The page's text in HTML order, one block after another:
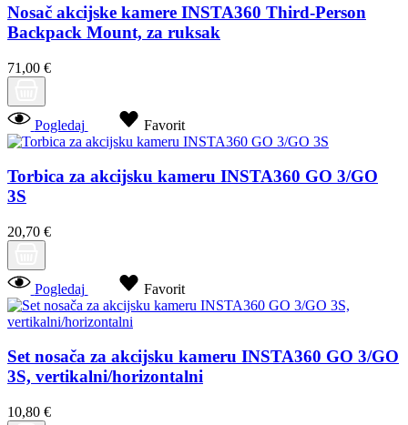
Nosač akcijske kamere INSTA360 Third-Person
Backpack Mount, za ruksak
71,00 €
Pogledaj Favorit
Torbica za akcijsku kameru INSTA360 GO 3/GO
3S
20,70 €
Pogledaj Favorit
Set nosača za akcijsku kameru INSTA360 GO 3/GO
3S, vertikalni/horizontalni
10,80 €